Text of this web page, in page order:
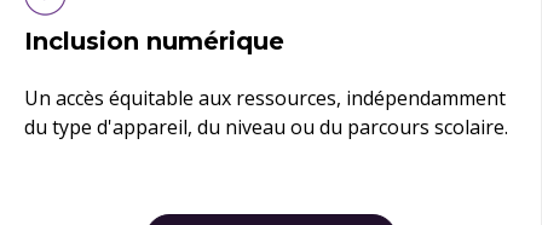
Inclusion numérique
Un accès équitable aux ressources, indépendamment
du type d'appareil, du niveau ou du parcours scolaire.